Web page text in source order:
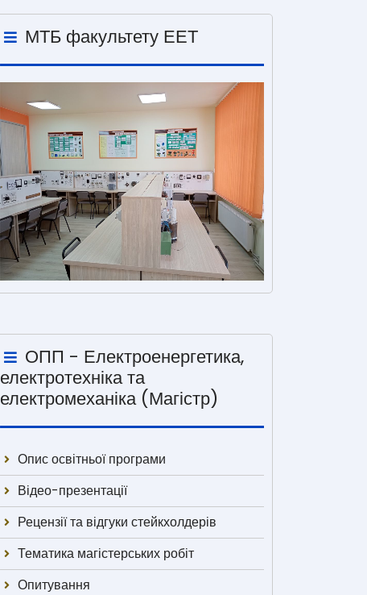
МТБ факультету ЕЕТ
ОПП - Електроенергетика,
електротехніка та
електромеханіка (Магістр)
Опис освітньої програми
Відео-презентації
Рецензії та відгуки стейкхолдерів
Тематика магістерських робіт
Опитування